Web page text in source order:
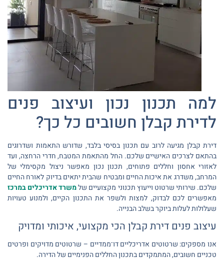
למה תכנון נכון ועיצוב פנים
לדירת קבלן חשובים כל כך?
דירת קבלן מגיעה לרוב עם תכנון בסיסי בלבד, שדורש התאמות ושדרוגים
בהתאם לצרכים האישיים שלכם. החל מהתאמת המטבח, חדרי הרחצה, ועד
לאזורי אחסון וחללים פתוחים, תכנון נכון מאפשר ניצול מקסימלי של
המרחב, משדרג את איכות החיים ומבטיח שהבית יתאים בדיוק לאורח החיים
שלכם. שירותי שרטוט וייעוץ תכנוני מקצועיים שלמשרד אדריכלים במרכז
מאפשרים לכם לבדוק, למצות ולשפר את התכנון הקיים, ולמנוע טעויות
שעלולות לעלות ביוקר בשלב הבנייה.
עיצוב פנים דירת קבלן הכי מקצועי, איכותי ומדויק
אנו מספקים: שרטוטים אדריכליים דו־ממדיים – שרטוטים מדויקים ופרטים
טכניים חשובים, המתמקדים בתכנון החללים הפנימיים של הדירה.